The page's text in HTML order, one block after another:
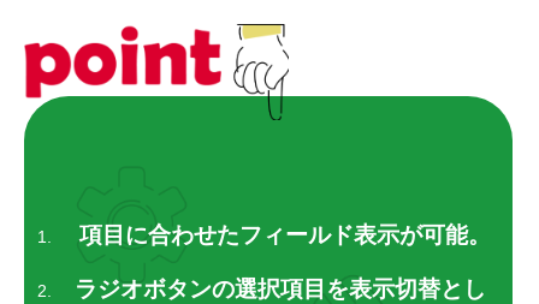
RECRUIT
募集要項
体験入社のご案内
リモート面接について
1. 項目に合わせたフィールド表示が可能。
2. ラジオボタンの選択項目を表示切替とし